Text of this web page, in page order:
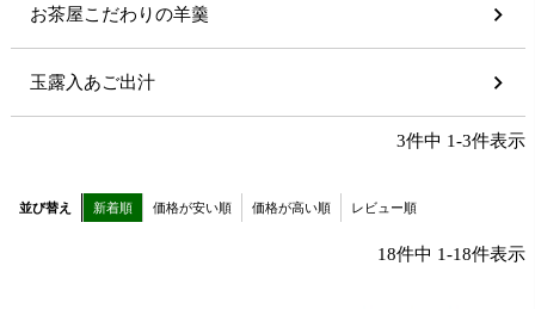
お茶屋こだわりの羊羹
玉露入あご出汁
3件中 1-3件表示
並び替え 新着順 価格が安い順 価格が高い順 レビュー順
18件中 1-18件表示